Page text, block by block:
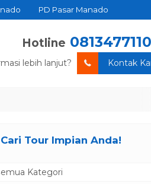
PD Pasar Manado
Hotline
lebih lanjut? Kontak
Cari Tour Impian Anda!